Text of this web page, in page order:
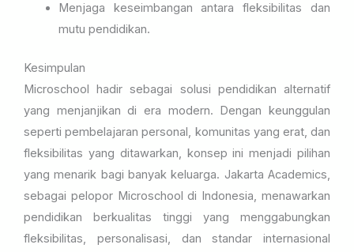
Menjaga keseimbangan antara fleksibilitas dan
mutu pendidikan.
Kesimpulan
Microschool hadir sebagai solusi pendidikan alternatif
yang menjanjikan di era modern. Dengan keunggulan
seperti pembelajaran personal, komunitas yang erat, dan
fleksibilitas yang ditawarkan, konsep ini menjadi pilihan
yang menarik bagi banyak keluarga. Jakarta Academics,
sebagai pelopor Microschool di Indonesia, menawarkan
pendidikan berkualitas tinggi yang menggabungkan
fleksibilitas, personalisasi, dan standar internasional